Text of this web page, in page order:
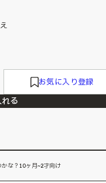
お気に入り登録
る
な？10ヶ月~2才向け